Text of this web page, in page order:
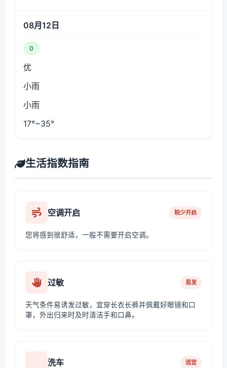
08月12日
0
优
小雨
小雨
17°~35°
生活指数指南
空调开启 较少开启
您将感到很舒适，一般不需要开启空调。
过敏 易发
天气条件易诱发过敏，宜穿长衣长裤并佩戴好眼镜和口
罩，外出归来时及时清洁手和口鼻。
洗车 适宜